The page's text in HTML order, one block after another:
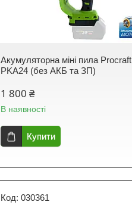
Акумуляторна міні пила Procraft
PKA24 (без АКБ та ЗП)
1 800 ₴
В наявності
Купити
030361